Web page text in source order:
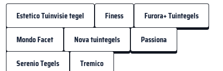
Estetico Tuinvisie tegel Finess Furora+ Tuintegels
Mondo Facet Nova tuintegels Passiona
Serenio Tegels Tremico